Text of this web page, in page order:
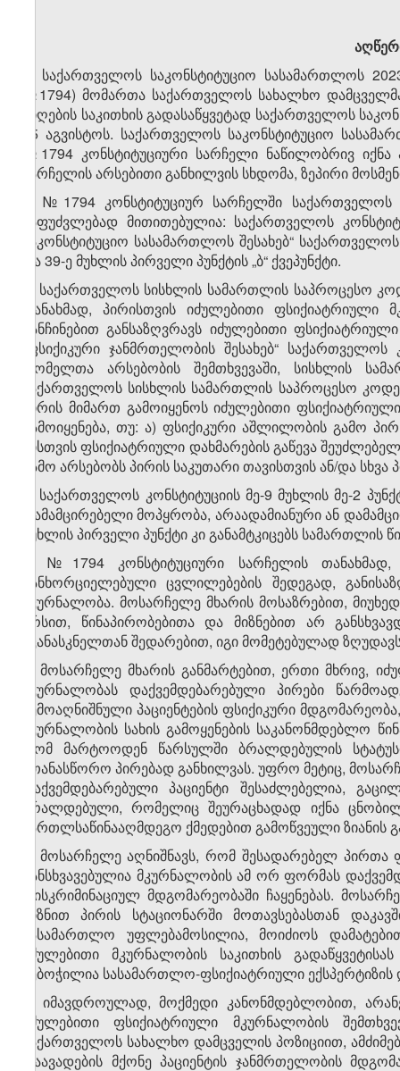
1. საქართველოს საკონსტიტუციო სასამართლოს
№1794) მომართა საქართველოს სახალხო
მიღების საკითხის გადასაწყვეტად საქართველოს
25 აგვისტოს. საქართველოს საკონსტიტუციო
№1794 კონსტიტუციური სარჩელი ნაწილობრივ
სარჩელის არსებითი განხილვის სხდომა, ზეპირი
2. №1794 კონსტიტუციურ სარჩელში
საფუძვლებად მითითებულია: საქართველოს
საკონსტიტუციო სასამართლოს შესახებ“
და 39-ე მუხლის პირველი პუნქტის „ბ“ ქვეპუნქტი.
3. საქართველოს სისხლის სამართლის საპროცესო
თანახმად, პირისთვის იძულებითი ფსიქიატრიული
განჩინებით განსაზღვრავს იძულებითი
„ფსიქიკური ჯანმრთელობის შესახებ“ საქართველოს
რომელთა არსებობის შემთხვევაში, სისხლის
საქართველოს სისხლის სამართლის საპროცესო
პირის მიმართ გამოიყენოს იძულებითი
გამოიყენება, თუ: ა) ფსიქიკური აშლილობის გამო
მისთვის ფსიქიატრიული დახმარების გაწევა
გამო არსებობს პირის საკუთარი თავისთვის ან/და
4. საქართველოს კონსტიტუციის მე-9 მუხლის მე-2
დამამცირებელი მოპყრობა, არაადამიანური ან
მუხლის პირველი პუნქტი კი განამტკიცებს
5. №1794 კონსტიტუციური სარჩელის თანახმად,
განხორციელებული ცვლილებების შედეგად,
მკურნალობა. მოსარჩელე მხარის მოსაზრებით,
არსით, წინაპირობებითა და მიზნებით არ
უკანასკნელთან შედარებით, იგი მომეტებულად
6. მოსარჩელე მხარის განმარტებით, ერთი მხრივ,
მკურნალობას დაქვემდებარებული პირები
ზემოაღნიშნული პაციენტების ფსიქიკური
მკურნალობის სახის გამოყენების საკანონმდებლო
რომ მარტოოდენ წარსულში ბრალდებულის
უთანასწორო პირებად განხილვას. უფრო მეტიც,
დაქვემდებარებული პაციენტი შესაძლებელია,
ბრალდებული, რომელიც შეურაცხადად იქნა
მართლსაწინააღმდეგო ქმედებით გამოწვეული ზიანის
7. მოსარჩელე აღნიშნავს, რომ შესადარებელ
განსხვავებულია მკურნალობის ამ ორ ფორმას
დისკრიმინაციულ მდგომარეობაში ჩაყენებას.
მიზნით პირის სტაციონარში მოთავსებასთან
სასამართლო უფლებამოსილია, მოიძიოს
იძულებითი მკურნალობის საკითხის
შებოჭილია სასამართლო-ფსიქიატრიული
8. იმავდროულად, მოქმედი კანონმდებლობით,
იძულებითი ფსიქიატრიული მკურნალობის
საქართველოს სახალხო დამცველის პოზიციით,
დაავადების მქონე პაციენტის ჯანმრთელობის